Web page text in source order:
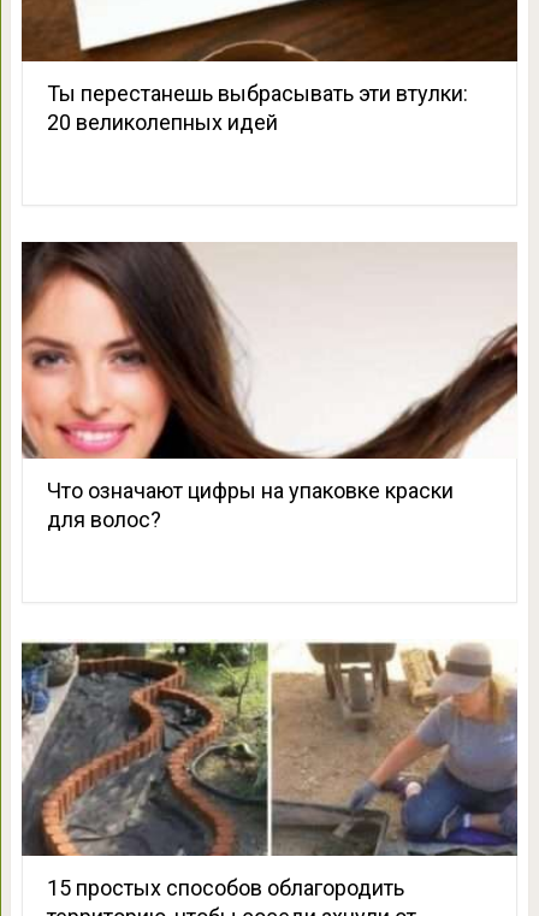
Ты перестанешь выбрасывать эти втулки:
20 великолепных идей
Что означают цифры на упаковке краски
для волос?
15 простых способов облагородить